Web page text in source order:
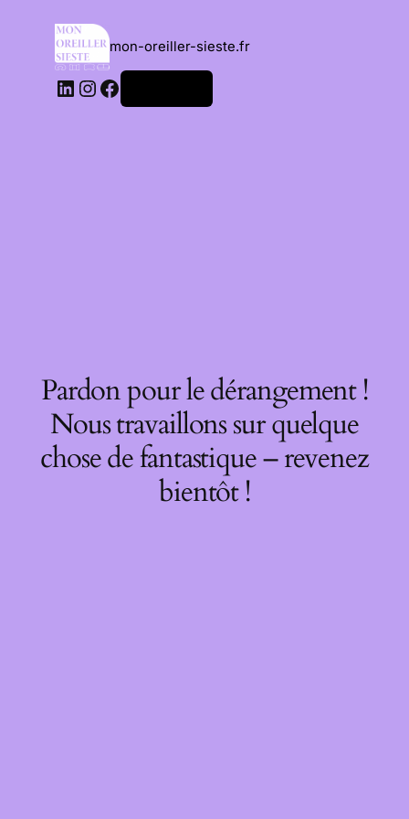
mon-oreiller-sieste.fr
Pardon pour le dérangement !
Nous travaillons sur quelque
chose de fantastique – revenez
bientôt !